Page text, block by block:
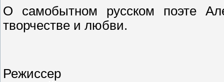
О самобытном русском поэте
творчестве и любви.
Режиссер